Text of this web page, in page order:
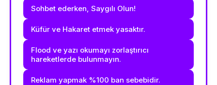
Sohbet ederken, Saygılı Olun!
Küfür ve Hakaret etmek yasaktır.
Flood ve yazı okumayı zorlaştırıcı
hareketlerde bulunmayın.
Reklam yapmak %100 ban sebebidir.